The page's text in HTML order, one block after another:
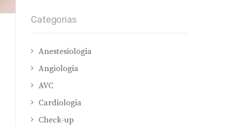
Categorias
Anestesiologia
Angiologia
AVC
Cardiologia
Check-up